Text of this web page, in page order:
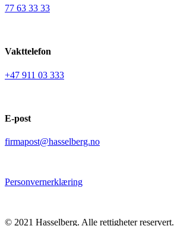
77 63 33 33
Vakttelefon
+47 911 03 333
E-post
firmapost@hasselberg.no
Personvernerklæring
© 2021 Hasselberg. Alle rettigheter reservert.